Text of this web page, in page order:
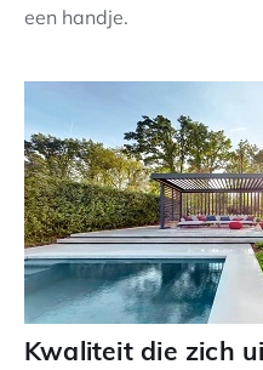
een handje.
Kwaliteit die zich